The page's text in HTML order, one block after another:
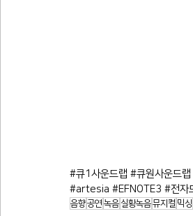
#큐1사운드랩 #큐원사운드랩
#artesia #EFNOTE3 #전자
음향공연 녹음 실황녹음뮤지컬 믹싱